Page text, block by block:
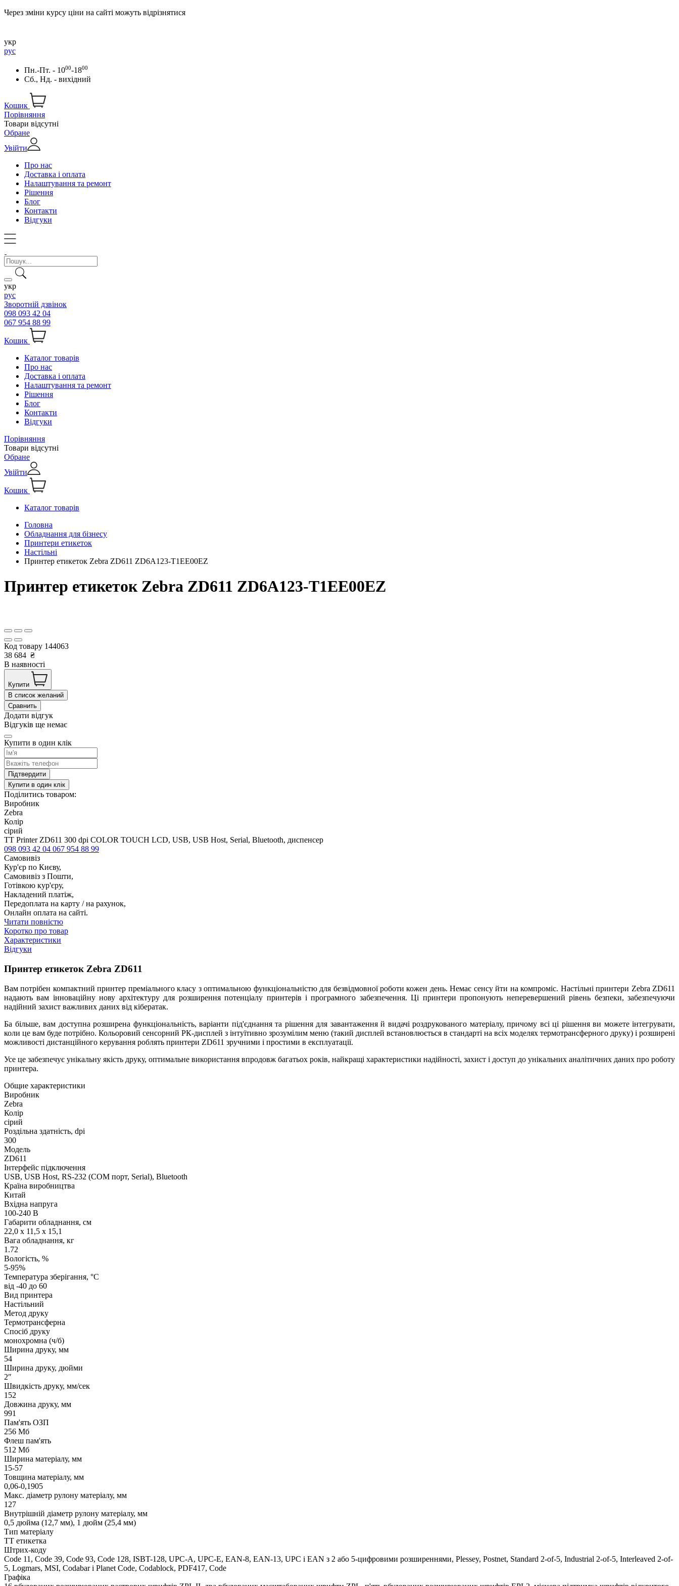
Через зміни курсу ціни на сайті можуть відрізнятися
укр
рус
Пн.-Пт. - 1000-1800
Сб., Нд. - вихідний
Кошик
Порівняння
Товари відсутні
Обране
Увійти
Про нас
Доставка і оплата
Налаштування та ремонт
Рішення
Блог
Контакти
Відгуки
укр
рус
Зворотній дзвінок
098 093 42 04
067 954 88 99
Кошик
Каталог товарів
Про нас
Доставка і оплата
Налаштування та ремонт
Рішення
Блог
Контакти
Відгуки
Порівняння
Товари відсутні
Обране
Увійти
Кошик
Каталог товарів
Головна
Обладнання для бізнесу
Принтери етикеток
Настільні
Принтер етикеток Zebra ZD611 ZD6A123-T1EE00EZ
Принтер етикеток Zebra ZD611 ZD6A123-T1EE00EZ
Код товару 144063
38 684 ₴
В наявності
Купити
В список желаний
Сравнить
Додати відгук
Відгуків ще немає
Купити в один клік
Підтвердити
Купити в один клік
Поділитись товаром:
Виробник
Zebra
Колір
сірий
TT Printer ZD611 300 dpi COLOR TOUCH LCD, USB, USB Host, Serial, Bluetooth, диспенсер
098 093 42 04 067 954 88 99
Самовивіз
Кур'єр по Києву,
Самовивіз з Пошти,
Готівкою кур'єру,
Накладений платіж,
Передоплата на карту / на рахунок,
Онлайн оплата на сайті.
Читати повністю
Коротко про товар
Характеристики
Відгуки
Принтер етикеток Zebra ZD611
Вам потрібен компактний принтер преміального класу з оптимальною функціональністю для безвідмовної роботи кожен день. Немає сенсу йти на компроміс. Настільні принтери Zebra ZD611
надають вам інноваційну нову архітектуру для розширення потенціалу принтерів і програмного забезпечення. Ці принтери пропонують неперевершений рівень безпеки, забезпечуючи
надійний захист важливих даних від кібератак.
Ба більше, вам доступна розширена функціональність, варіанти під'єднання та рішення для завантаження й видачі роздрукованого матеріалу, причому всі ці рішення ви можете інтегрувати,
коли це вам буде потрібно. Кольоровий сенсорний РК-дисплей з інтуїтивно зрозумілим меню (такий дисплей встановлюється в стандарті на всіх моделях термотрансферного друку) і розширені
можливості дистанційного керування роблять принтери ZD611 зручними і простими в експлуатації.
Усе це забезпечує унікальну якість друку, оптимальне використання впродовж багатьох років, найкращі характеристики надійності, захист і доступ до унікальних аналітичних даних про роботу
принтера.
Общие характеристики
Виробник
Zebra
Колір
сірий
Роздільна здатність, dpi
300
Модель
ZD611
Інтерфейс підключення
USB, USB Host, RS-232 (COM порт, Serial), Bluetooth
Країна виробництва
Китай
Вхідна напруга
100-240 В
Габарити обладнання, см
22,0 x 11,5 x 15,1
Вага обладнання, кг
1.72
Вологість, %
5-95%
Температура зберігання, °C
від -40 до 60
Вид принтера
Настільний
Метод друку
Термотрансферна
Спосіб друку
монохромна (ч/б)
Ширина друку, мм
54
Ширина друку, дюйми
2″
Швидкість друку, мм/сек
152
Довжина друку, мм
991
Пам'ять ОЗП
256 Мб
Флеш пам'ять
512 Мб
Ширина матеріалу, мм
15-57
Товщина матеріалу, мм
0,06-0,1905
Макс. діаметр рулону матеріалу, мм
127
Внутрішній діаметр рулону матеріалу, мм
0,5 дюйма (12,7 мм), 1 дюйм (25,4 мм)
Тип матеріалу
ТТ етикетка
Штрих-коду
Code 11, Code 39, Code 93, Code 128, ISBT-128, UPC-A, UPC-E, EAN-8, EAN-13, UPC і EAN з 2 або 5-цифровими розширеннями, Plessey, Postnet, Standard 2-of-5, Industrial 2-of-5, Interleaved 2-of-
5, Logmars, MSI, Codabar і Planet Code, Codablock, PDF417, Code
Графіка